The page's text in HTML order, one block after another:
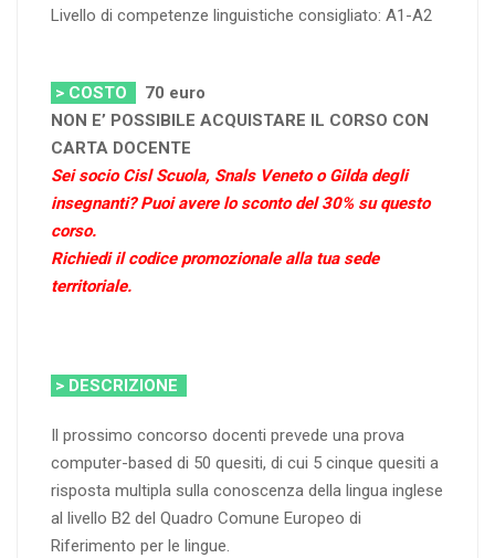
Livello di competenze linguistiche consigliato: A1-A2
> COSTO
70 euro
NON E’ POSSIBILE ACQUISTARE IL CORSO CON
CARTA DOCENTE
Sei socio Cisl Scuola, Snals Veneto o Gilda degli
insegnanti? Puoi avere lo sconto del 30% su questo
corso.
Richiedi il codice promozionale alla tua sede
territoriale.
> DESCRIZIONE
Il prossimo concorso docenti prevede una prova
computer-based di 50 quesiti, di cui 5 cinque quesiti a
risposta multipla sulla conoscenza della lingua inglese
al livello B2 del Quadro Comune Europeo di
Riferimento per le lingue.